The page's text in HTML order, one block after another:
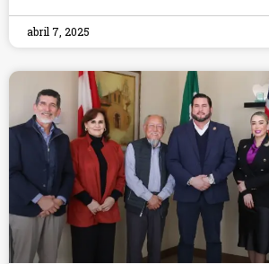
abril 7, 2025